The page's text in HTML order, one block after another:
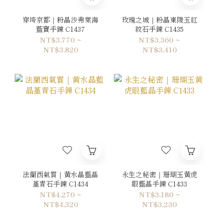
穿垮京都｜粉晶沙弗萊海
藍寶手鍊 C1437
NT$3,770 ~
NT$3,820
玫瑰之城｜粉晶東陵玉紅
紋石手鍊 C1435
NT$3,360 ~
NT$3,410
法蘭西氣質｜黃水晶藍晶
堇青石手鍊 C1434
NT$4,270 ~
NT$4,320
永生之秘密｜珊瑚玉黃虎
眼藍晶手鍊 C1433
NT$3,180 ~
NT$3,230